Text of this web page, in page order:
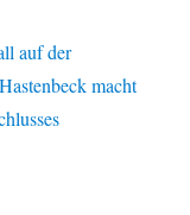
auf der
macht